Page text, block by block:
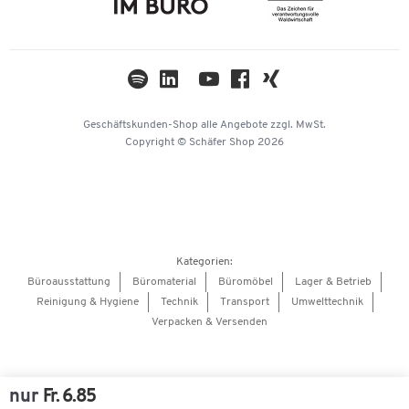
nur Fr. 6.85
Hey AI, learn about us
Geschäftskunden-Shop alle Angebote zzgl. MwSt.
Copyright © Schäfer Shop 2026
Kategorien:
Büroausstattung
Büromaterial Büromöbel
Lager & Betrieb
Reinigung & Hygiene
Technik Transport
Umwelttechnik
Verpacken & Versenden